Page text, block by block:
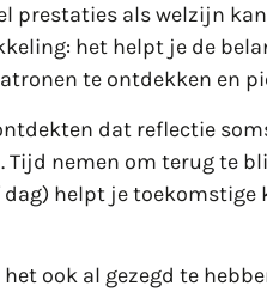
prestaties als welzijn
het helpt je de
te ontdekken en
dat reflectie
Tijd nemen om terug te
helpt je toekomstige
ook al gezegd te